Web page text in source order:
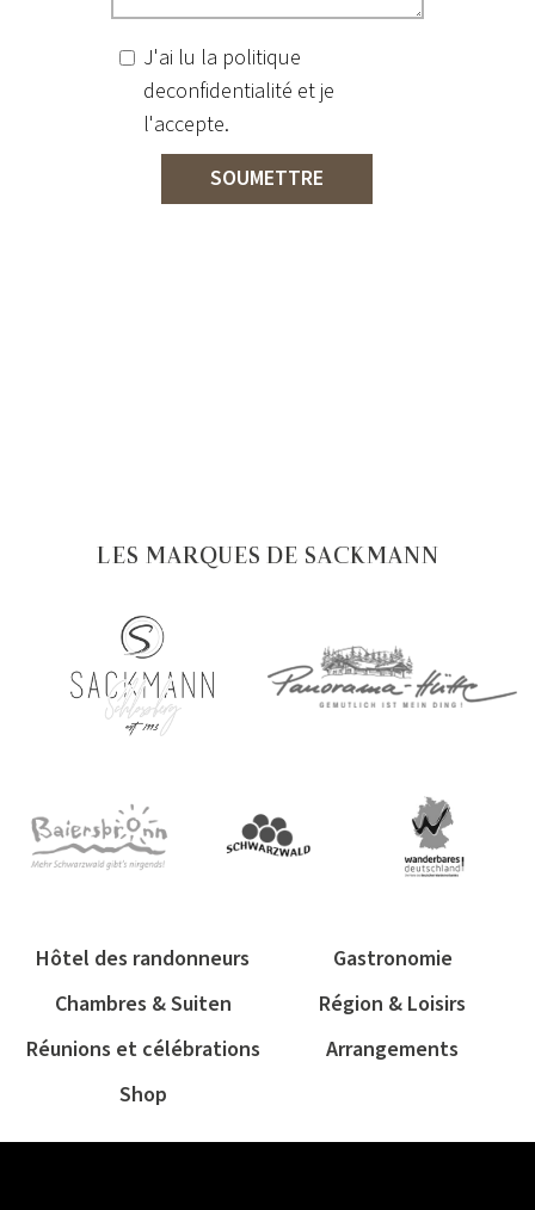
J'ai lu la politique
deconfidentialité et je
l'accepte.
SOUMETTRE
LES MARQUES DE SACKMANN
Hôtel des randonneurs
Gastronomie
Chambres & Suiten
Région & Loisirs
Réunions et célébrations
Arrangements
Shop